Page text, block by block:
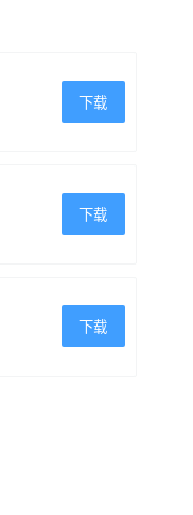
下载
下载
下载